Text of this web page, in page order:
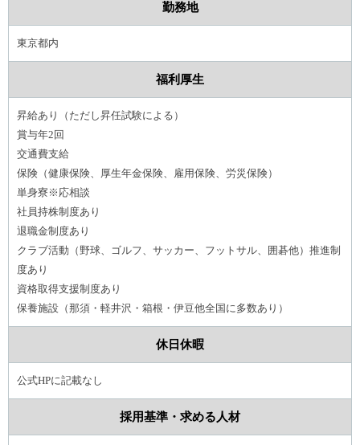
勤務地
東京都内
福利厚生
昇給あり（ただし昇任試験による）
賞与年2回
交通費支給
保険（健康保険、厚生年金保険、雇用保険、労災保険）
単身寮※応相談
社員持株制度あり
退職金制度あり
クラブ活動（野球、ゴルフ、サッカー、フットサル、囲碁他）推進制
度あり
資格取得支援制度あり
保養施設（那須・軽井沢・箱根・伊豆他全国に多数あり）
休日休暇
公式HPに記載なし
採用基準・求める人材